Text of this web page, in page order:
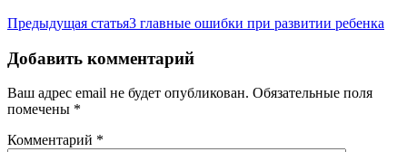
Навигация
по
записям
Предыдущая статья3 главные ошибки при развитии ребенка
Добавить комментарий
Ваш адрес email не будет опубликован. Обязательные поля
помечены *
Комментарий *